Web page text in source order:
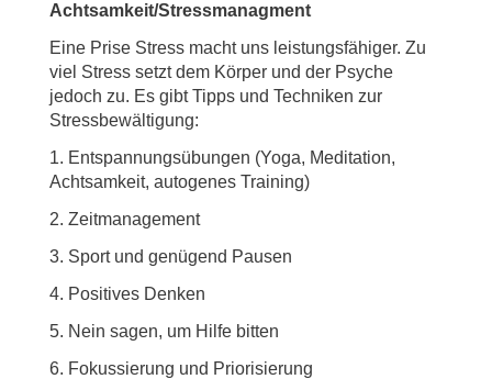
Achtsamkeit/Stressmanagment
Eine Prise Stress macht uns leistungsfähiger. Zu
viel Stress setzt dem Körper und der Psyche
jedoch zu. Es gibt Tipps und Techniken zur
Stressbewältigung:
1. Entspannungsübungen (Yoga, Meditation,
Achtsamkeit, autogenes Training)
2. Zeitmanagement
3. Sport und genügend Pausen
4. Positives Denken
5. Nein sagen, um Hilfe bitten
6. Fokussierung und Priorisierung